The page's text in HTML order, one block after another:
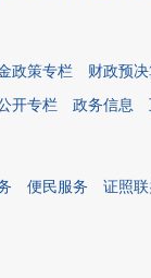
政策专栏
财政预
开专栏
政务信息
便民服务 证照